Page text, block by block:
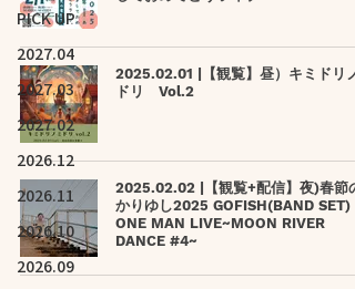
PICK UP
2027.04
2027.03
2027.02
2026.12
2026.11
2026.10
2026.09
2025.02.01 |【観覧】昼）キミドリノ
ドリ Vol.2
2025.02.02 |【観覧+配信】夜)春節の
かりゆし2025 GOFISH(BAND SET)
ONE MAN LIVE~MOON RIVER
DANCE #4~